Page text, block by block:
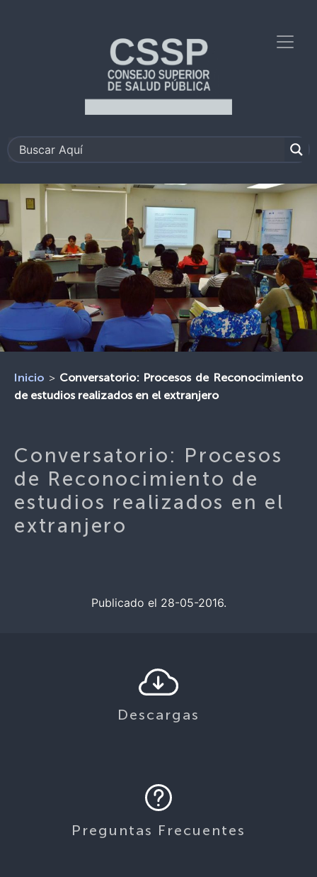
Inicio > Conversatorio: Procesos de Reconocimiento
de estudios realizados en el extranjero
Conversatorio: Procesos
de Reconocimiento de
estudios realizados en el
extranjero
Publicado el 28-05-2016.
Descargas
Preguntas Frecuentes